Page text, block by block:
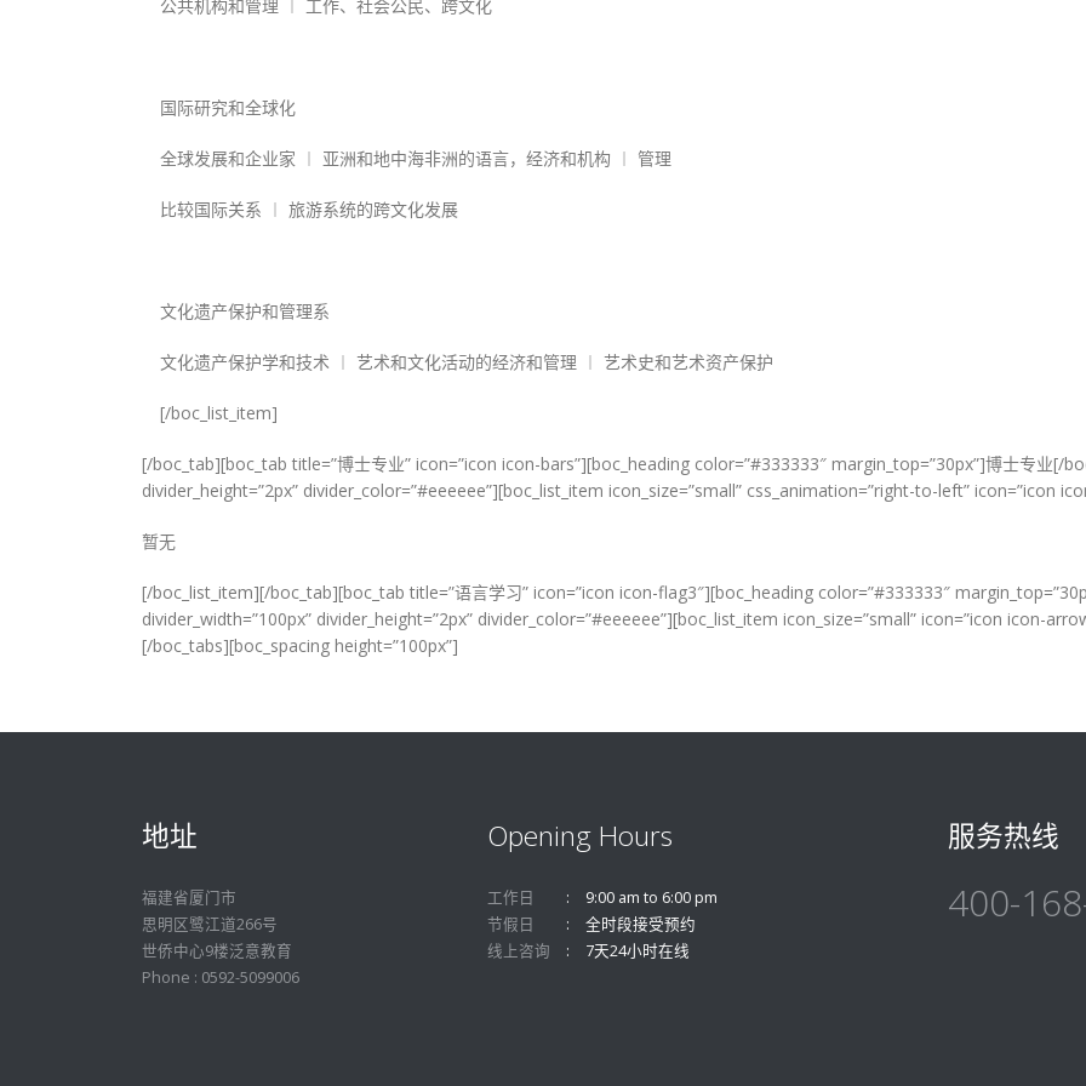
公共机构和管理 ︱ 工作、社会公民、跨文化
国际研究和全球化
全球发展和企业家 ︱ 亚洲和地中海非洲的语言，经济和机构 ︱ 管理
比较国际关系 ︱ 旅游系统的跨文化发展
文化遗产保护和管理系
文化遗产保护学和技术 ︱ 艺术和文化活动的经济和管理 ︱ 艺术史和艺术资产保护
[/boc_list_item]
[/boc_tab][boc_tab title=”博士专业” icon=”icon icon-bars”][boc_heading color=”#333333″ margin_top=”30px”]博士专业[/
divider_height=”2px” divider_color=”#eeeeee”][boc_list_item icon_size=”small” css_animation=”right-to-left” icon=”icon
暂无
[/boc_list_item][/boc_tab][boc_tab title=”语言学习” icon=”icon icon-flag3″][boc_heading color=”#333333″
divider_width=”100px” divider_height=”2px” divider_color=”#eeeeee”][boc_list_item icon_size=”small” icon=”icon icon-
[/boc_tabs][boc_spacing height=”100px”]
地址
福建省厦门市
思明区鹭江道266号
世侨中心9楼泛意教育
Phone : 0592-5099006
Opening Hours
工作日
9:00 am to 6:00 pm
节假日
全时段接受预约
线上咨询
7天24小时在线
服务热线
400-